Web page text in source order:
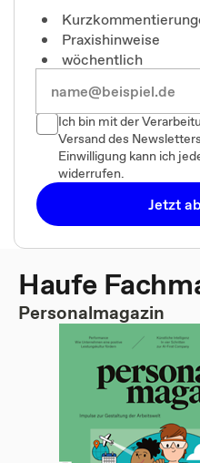
Praxishinweise
wöchentlich
Ich bin mit der
Versand des
Einwilligung kann ich
widerrufen.
Jetzt
Haufe
Personalmagazin